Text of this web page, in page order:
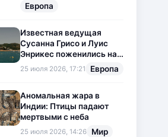
Европа
Известная ведущая
Сусанна Грисо и Луис
Энрикес поженились на
Коста-Браве
25 июля 2026, 17:21 Европа
Аномальная жара в
Индии: Птицы падают
мертвыми с неба
25 июля 2026, 14:26 Мир